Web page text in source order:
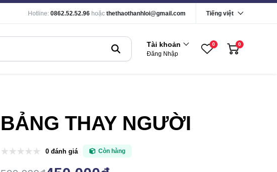
Hotline: 0862.52.52.96 hoặc thethaothanhloi@gmail.com Tiếng việt
Tài khoản
Đăng Nhập
0 0
BẢNG THAY NGƯỜI
0 đánh giá Còn hàng